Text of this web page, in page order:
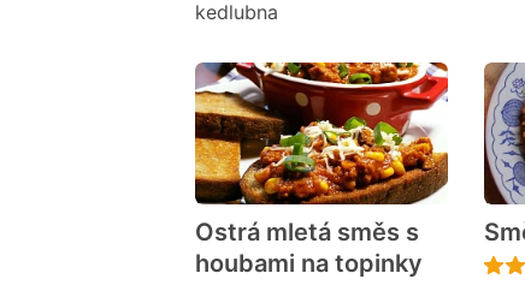
kedlubna
Ostrá mletá směs s
houbami na topinky